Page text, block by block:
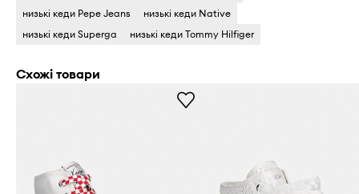
низькі кеди Pepe Jeans
низькі кеди Native
низькі кеди Superga
низькі кеди Tommy Hilfiger
Схожі товари